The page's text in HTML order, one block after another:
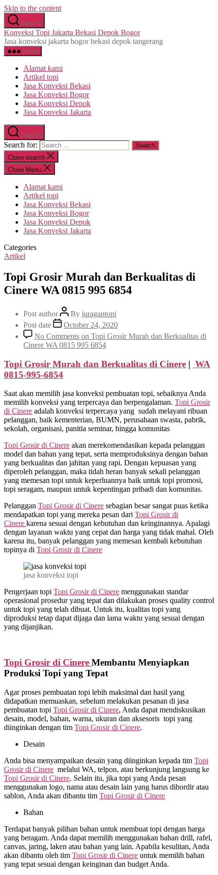
Skip to the content
Search
Konveksi Topi Jakarta Bekasi Depok Bogor
Jasa konveksi jakarta bogor bekasi depok tangerang
Menu
Alamat kami
Artikel topi
Jasa Konveksi Bekasi
Jasa Konveksi Bogor
Jasa Konveksi Depok
Jasa Konveksi Jakarta
Search
Search for:
Close search
Close Menu
Alamat kami
Artikel topi
Jasa Konveksi Bekasi
Jasa Konveksi Bogor
Jasa Konveksi Depok
Jasa Konveksi Jakarta
Categories
Artikel
Topi Grosir Murah dan Berkualitas di
Cinere WA 0815 995 6854
Post author By juragantopi
Post date
October 24, 2020
No Comments on Topi Grosir Murah dan Berkualitas di
Cinere WA 0815 995 6854
Topi Grosir Murah dan Berkualitas di Cinere | WA
0815-995-6854
Saat akan memilih jasa konveksi pembuatan topi, sebaiknya Anda
memilih konveksi yang terpercaya dan berpengalaman. Topi Grosir
di Cinere adalah konveksi terpercaya yang sudah melayani ribuan
pelanggan, baik kementerian, BUMN, perusahaan swasta, pabrik,
sekolah, organisasi, panitia seminar, hingga komunitas
Topi Grosir di Cinere akan merekomendasikan kepada pelanggan
model dan bahan yang tepat, serta memproduksinya dengan bahan
yang berkualitas dan jahitan yang rapi. Dengan kepuasan yang
diperoleh pelanggan, maka tidah heran banyak sekali pelanggan
yang memesan topi untuk keperluannya baik untuk topi promosi,
topi seragam, maupun untuk kepentingan pribadi dan komunitas.
Pelanggan Topi Grosir di Cinere sebagian besar sangat puas ketika
mendapatkan topi yang mereka pesan dari Topi Grosir di
Cinere karena sesuai dengan kebutuhan dan keinginannya. Apalagi
dengan layanan waktu yang cepat dan harga yang tidak mahal. Oleh
karena itu, banyak pelanggan yang memesan kembali kebutuhan
topinya di Topi Grosir di Cinere
jasa konveksi topi
Pengerjaan topi Topi Grosir di Cinere menggunakan standar
operasional prosedur yang tepat dan dilakukan proses quality control
untuk topi yang telah dibuat. Untuk itu, kualitas topi yang
diproduksi tetap dapat dijaga dan lama waktu yang sesuai dengan
yang dijanjikan.
Topi Grosir di Cinere Membantu Menyiapkan
Produksi Topi yang Tepat
Agar proses pembuatan topi lebih maksimal dan hasil yang
didapatkan memuaskan, sebelum melakukan pesanan di jasa
pembuatan topi Topi Grosir di Cinere, Anda dapat mendiskusikan
desain, model, bahan, warna, ukuran dan aksesoris topi yang
diinginkan dengan tim Topi Grosir di Cinere.
Desain
Anda bisa menyampaikan desain yang diinginkan kepada tim Topi
Grosir di Cinere melalui WA, telpon, atau berkunjung langsung ke
Topi Grosir di Cinere. Selain itu, jika topi yang Anda pesan
menggunakan logo, nama atau desain lain yang harus dibordir atau
sablon, Anda akan dibantu tim Topi Grosir di Cinere
Bahan
Terdapat banyak pilihan bahan untuk membuat topi dengan harga
yang beragam. Anda dapat memilih menggunakan bahan drill, rafel,
canvas, jaring, laken atau bahan yang lain. Apabila kesulitan, Anda
akan dibantu oleh tim Topi Grosir di Cinere untuk memilih bahan
yang tepat sesuai dengan keinginan dan budget Anda.